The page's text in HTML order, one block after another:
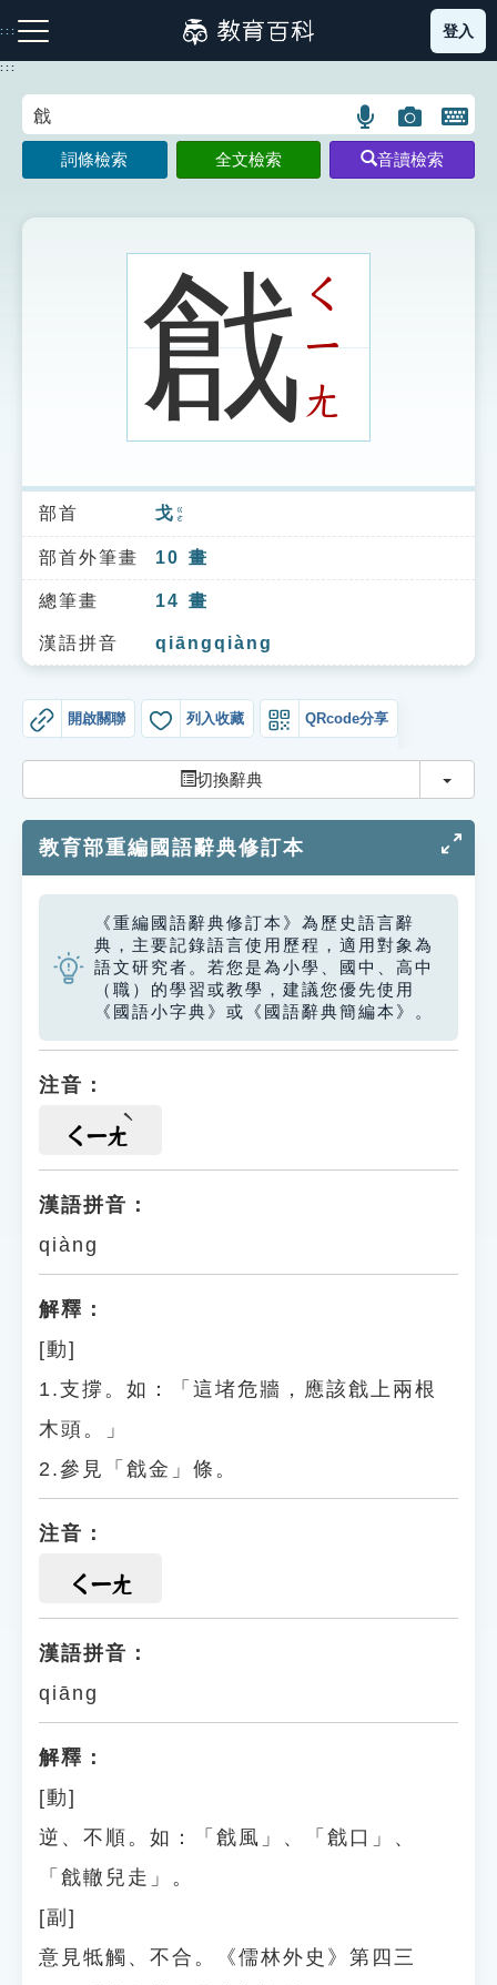
到
主
:::
注音索引圖示 筆畫索引圖示 部首索引表圖示
索引選單
知識索引
單字索引
生命大百科索引
遊戲專區
教學應用
貓頭鷹博士
登入
:::
語
言
搜
示
圖
片
搜
開
鍵
圖
詞條檢索 全文檢索 音讀檢索
戧 ㄑ
ㄧ
ㄤ
部首 戈 ㄍㄜ
部首外筆畫 10 畫
總筆畫 14 畫
漢語拼音 qiāngqiàng
開啟關聯 列入收藏 QRcode分享
切換辭典 切換
教育部重編國語辭典修訂本
《重編國語辭典修訂本》為歷史語言辭
典，主要記錄語言使用歷程，適用對象為
語文研究者。若您是為小學、國中、高中
（職）的學習或教學，建議您優先使用
《國語小字典》或《國語辭典簡編本》。
注音：
ㄑㄧㄤ
漢語拼音：
qiàng
解釋：
[動]
1.支撐。如：「這堵危牆，應該戧上兩根
木頭。」
2.參見「戧金」條。
注音：
ㄑㄧㄤ
漢語拼音：
qiāng
解釋：
[動]
逆、不順。如：「戧風」、「戧口」、
「戧轍兒走」。
[副]
意見牴觸、不合。《儒林外史》第四三